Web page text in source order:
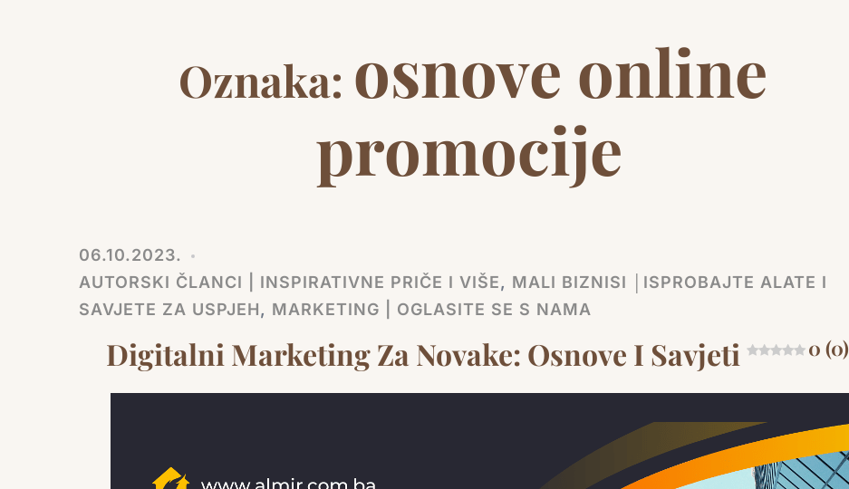
Oznaka: osnove online
promocije
06.10.2023.
AUTORSKI ČLANCI | INSPIRATIVNE PRIČE I VIŠE, MALI BIZNISI │ISPROBAJTE ALATE I
SAVJETE ZA USPJEH, MARKETING | OGLASITE SE S NAMA
Digitalni Marketing Za Novake: Osnove I Savjeti 0 (0)